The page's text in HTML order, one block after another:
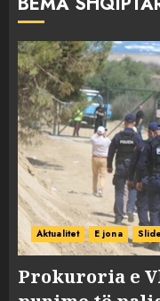
Aktualitet E jona
Prokuroria e